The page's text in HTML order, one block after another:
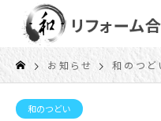
お知らせ 和のつど
和のつどい